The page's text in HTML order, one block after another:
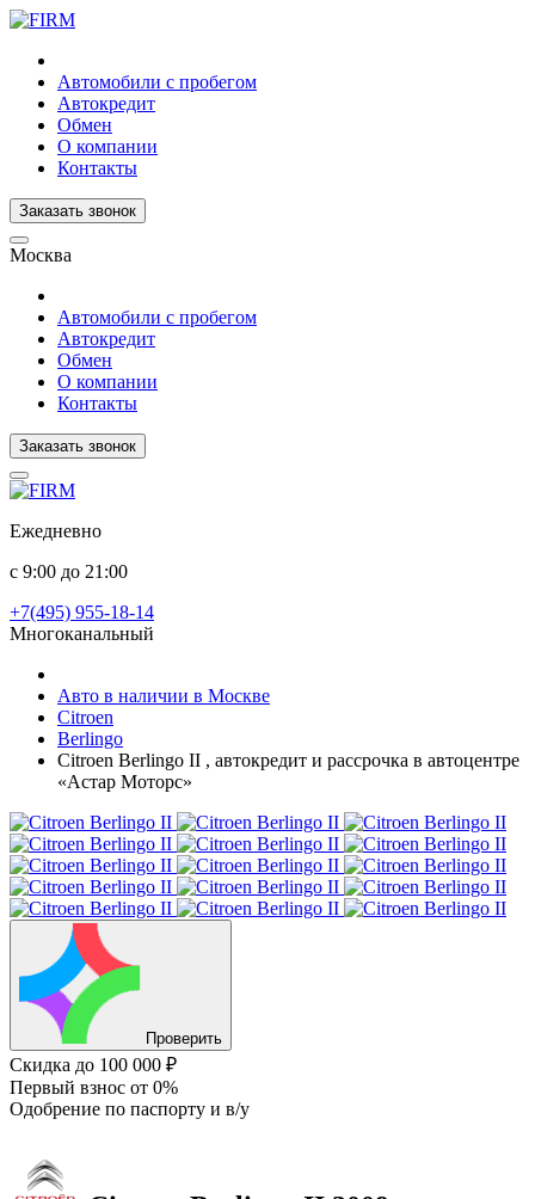
Автомобили с пробегом
Автокредит
Обмен
О компании
Контакты
Заказать звонок
Москва
Автомобили с пробегом
Автокредит
Обмен
О компании
Контакты
Заказать звонок
Ежедневно
с 9:00 до 21:00
+7(495) 955-18-14
Многоканальный
Авто в наличии в Москве
Citroen
Berlingo
Citroen Berlingo II , автокредит и рассрочка в автоцентре
«Астар Моторс»
Проверить
Скидка до 100 000 ₽
Первый взнос от 0%
Одобрение по паспорту и в/у